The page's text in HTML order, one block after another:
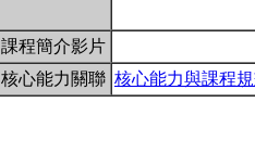
課程簡介影片
核心能力關聯 核心能力與課程